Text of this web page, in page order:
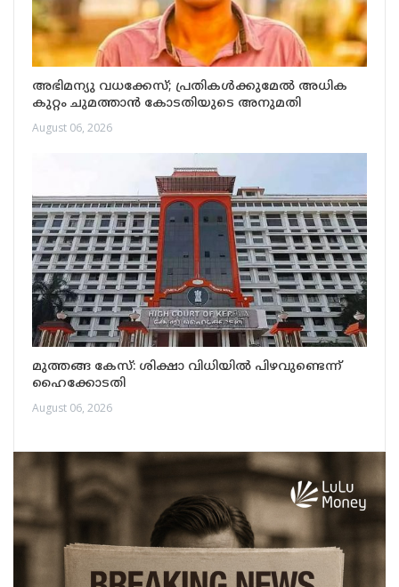
അഭിമന്യു വധക്കേസ്; പ്രതികള്‍ക്കുമേല്‍ അധിക
കുറ്റം ചുമത്താന്‍ കോടതിയുടെ അനുമതി
August 06, 2026
മുത്തങ്ങ കേസ്: ശിക്ഷാ വിധിയിൽ പിഴവുണ്ടെന്ന്
ഹൈക്കോടതി
August 06, 2026